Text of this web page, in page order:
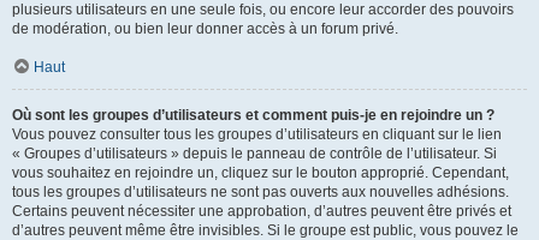
plusieurs utilisateurs en une seule fois, ou encore leur accorder des pouvoirs
de modération, ou bien leur donner accès à un forum privé.
Haut
Où sont les groupes d’utilisateurs et comment puis-je en rejoindre un ?
Vous pouvez consulter tous les groupes d’utilisateurs en cliquant sur le lien
« Groupes d’utilisateurs » depuis le panneau de contrôle de l’utilisateur. Si
vous souhaitez en rejoindre un, cliquez sur le bouton approprié. Cependant,
tous les groupes d’utilisateurs ne sont pas ouverts aux nouvelles adhésions.
Certains peuvent nécessiter une approbation, d’autres peuvent être privés et
d’autres peuvent même être invisibles. Si le groupe est public, vous pouvez le